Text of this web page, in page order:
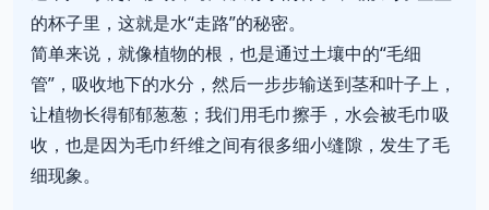
的杯子里，这就是水“走路”的秘密。
简单来说，就像植物的根，也是通过土壤中的“毛细
管”，吸收地下的水分，然后一步步输送到茎和叶子上，
让植物长得郁郁葱葱；我们用毛巾擦手，水会被毛巾吸
收，也是因为毛巾纤维之间有很多细小缝隙，发生了毛
细现象。